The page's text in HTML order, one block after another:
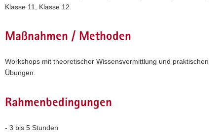
Klasse 11, Klasse 12
Maßnahmen / Methoden
Workshops mit theoretischer Wissensvermittlung und praktischen
Übungen.
Rahmenbedingungen
- 3 bis 5 Stunden